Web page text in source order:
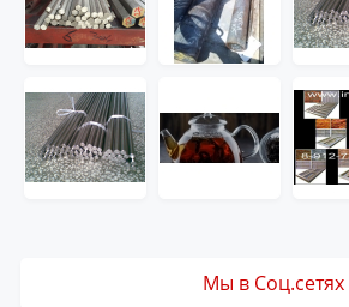
Мы в Соц.сетях